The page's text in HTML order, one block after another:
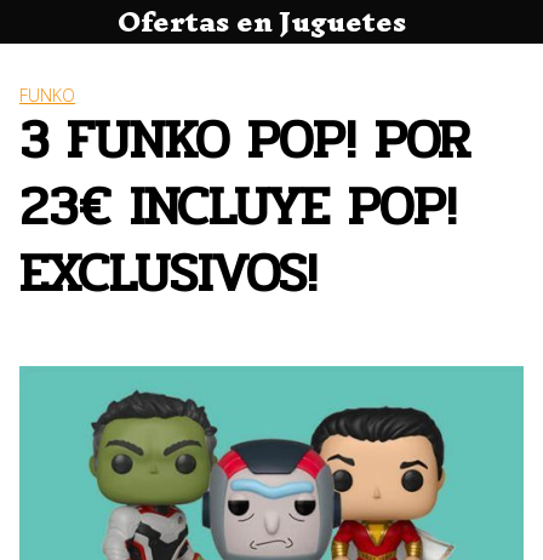
al
Ofertas en Juguetes
FUNKO
3 FUNKO POP! POR
23€ INCLUYE POP!
EXCLUSIVOS!